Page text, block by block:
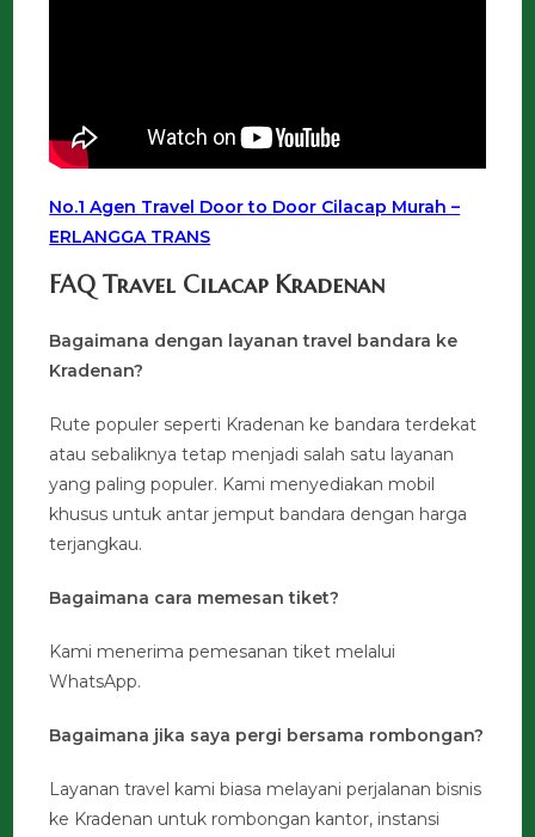
No.1 Agen Travel Door to Door Cilacap Murah –
ERLANGGA TRANS
FAQ Travel Cilacap Kradenan
Bagaimana dengan layanan travel bandara ke
Kradenan?
Rute populer seperti Kradenan ke bandara terdekat
atau sebaliknya tetap menjadi salah satu layanan
yang paling populer. Kami menyediakan mobil
khusus untuk antar jemput bandara dengan harga
terjangkau.
Bagaimana cara memesan tiket?
Kami menerima pemesanan tiket melalui
WhatsApp.
Bagaimana jika saya pergi bersama rombongan?
Layanan travel kami biasa melayani perjalanan bisnis
ke Kradenan untuk rombongan kantor, instansi